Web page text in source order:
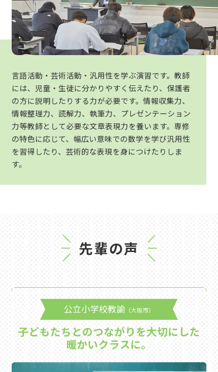
言語活動・芸術活動・汎用性を学ぶ演習です。教師
には、児童・生徒に分かりやすく伝えたり、保護者
の方に説明したりする力が必要です。情報収集力、
情報整理力、読解力、執筆力、プレゼンテーション
力等教師として必要な文章表現力を養います。専修
の特色に応じて、幅広い意味での数学を学び汎用性
を習得したり、芸術的な表現を身につけたりしま
す。
先輩の声
公立小学校教諭（大阪市）
子どもたちとのつながりを大切にした
暖かいクラスに。